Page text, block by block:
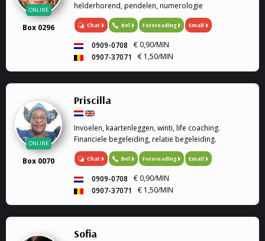
ONLINE
Box 0296
helderhorend, pendelen, numerologie
Chat Bel Fotoreading Email
0909-0708
€ 0,90/MIN
0907-37071
€ 1,50/MIN
ONLINE
Box 0070
Priscilla
Invoelen, kaartenleggen, winti, life coaching.
Financiele begeleiding, relatie begeleiding.
Chat Bel Fotoreading Email
0909-0708
€ 0,90/MIN
0907-37071
€ 1,50/MIN
Sofia